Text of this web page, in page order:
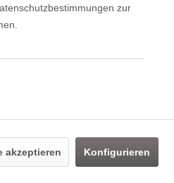
zur
akzeptieren Konfigurieren